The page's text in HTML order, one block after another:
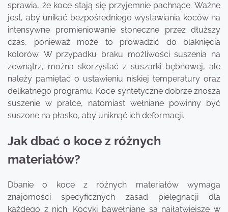
sprawia, że koce stają się przyjemnie pachnące. Ważne
jest, aby unikać bezpośredniego wystawiania koców na
intensywne promieniowanie słoneczne przez dłuższy
czas, ponieważ może to prowadzić do blaknięcia
kolorów. W przypadku braku możliwości suszenia na
zewnątrz, można skorzystać z suszarki bębnowej, ale
należy pamiętać o ustawieniu niskiej temperatury oraz
delikatnego programu. Koce syntetyczne dobrze znoszą
suszenie w pralce, natomiast wełniane powinny być
suszone na płasko, aby uniknąć ich deformacji.
Jak dbać o koce z różnych
materiałów?
Dbanie o koce z różnych materiałów wymaga
znajomości specyficznych zasad pielęgnacji dla
każdego z nich. Kocyki bawełniane są najłatwiejsze w